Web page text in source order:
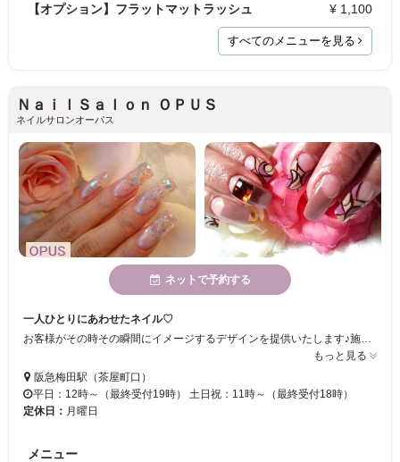
【オプション】フラットマットラッシュ
¥ 1,100
すべてのメニューを見る
ＮａｉｌＳａｌｏｎ ＯＰＵＳ
ネイルサロンオーパス
ネットで予約する
一人ひとりにあわせたネイル♡
お客様がその時その瞬間にイメージするデザインを提供いたします♪施術が終わった後、幸せな気分になって頂ければ幸いです♡皆様にとって、【OPUS】がライフワークに一部や安らぎの空間になれればと思っております☆ミ
もっと見る
阪急梅田駅（茶屋町口）
平日：12時～（最終受付19時） 土日祝：11時～（最終受付18時）
定休日： 月曜日
メニュー